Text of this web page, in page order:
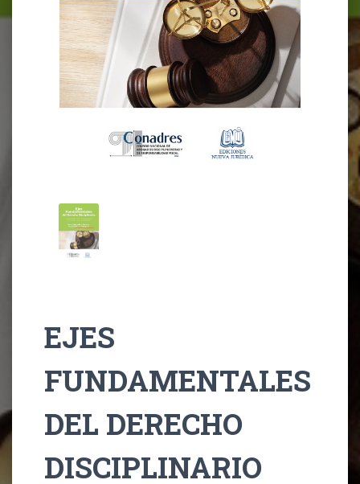
EJES
FUNDAMENTALES
DEL DERECHO
DISCIPLINARIO